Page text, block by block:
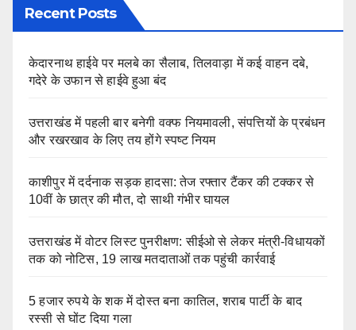
Recent Posts
केदारनाथ हाईवे पर मलबे का सैलाब, तिलवाड़ा में कई वाहन दबे,
गदेरे के उफान से हाईवे हुआ बंद
उत्तराखंड में पहली बार बनेगी वक्फ नियमावली, संपत्तियों के प्रबंधन
और रखरखाव के लिए तय होंगे स्पष्ट नियम
काशीपुर में दर्दनाक सड़क हादसा: तेज रफ्तार टैंकर की टक्कर से
10वीं के छात्र की मौत, दो साथी गंभीर घायल
उत्तराखंड में वोटर लिस्ट पुनरीक्षण: सीईओ से लेकर मंत्री-विधायकों
तक को नोटिस, 19 लाख मतदाताओं तक पहुंची कार्रवाई
5 हजार रुपये के शक में दोस्त बना कातिल, शराब पार्टी के बाद
रस्सी से घोंट दिया गला